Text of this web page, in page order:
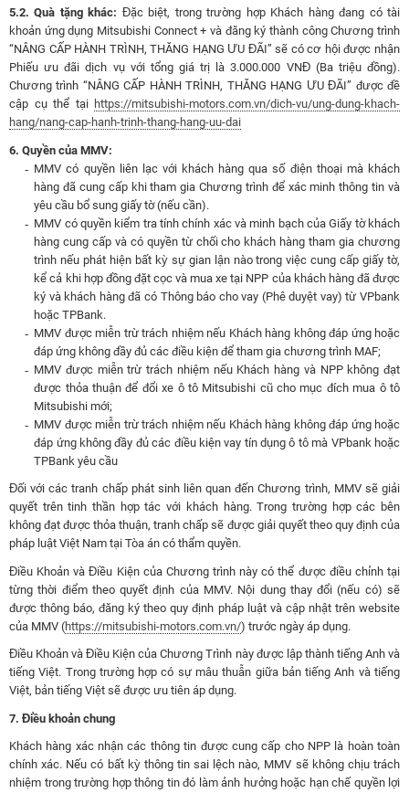
5.2. Quà tặng khác: Đặc biệt, trong trường hợp Khách hàng đang có tài
khoản ứng dụng Mitsubishi Connect + và đăng ký thành công Chương trình
“NÂNG CẤP HÀNH TRÌNH, THĂNG HẠNG ƯU ĐÃI” sẽ có cơ hội được nhận
Phiếu ưu đãi dịch vụ với tổng giá trị là 3.000.000 VNĐ (Ba triệu đồng).
Chương trình “NÂNG CẤP HÀNH TRÌNH, THĂNG HẠNG ƯU ĐÃI” được đề
cập cụ thể tại https://mitsubishi-motors.com.vn/dich-vu/ung-dung-khach-
hang/nang-cap-hanh-trinh-thang-hang-uu-dai
6. Quyền của MMV:
MMV có quyền liên lạc với khách hàng qua số điện thoại mà khách
hàng đã cung cấp khi tham gia Chương trình để xác minh thông tin và
yêu cầu bổ sung giấy tờ (nếu cần).
MMV có quyền kiểm tra tính chính xác và minh bạch của Giấy tờ khách
hàng cung cấp và có quyền từ chối cho khách hàng tham gia chương
trình nếu phát hiện bất kỳ sự gian lận nào trong việc cung cấp giấy tờ,
kể cả khi hợp đồng đặt cọc và mua xe tại NPP của khách hàng đã được
ký và khách hàng đã có Thông báo cho vay (Phê duyệt vay) từ VPbank
hoặc TPBank.
MMV được miễn trừ trách nhiệm nếu Khách hàng không đáp ứng hoặc
đáp ứng không đầy đủ các điều kiện để tham gia chương trình MAF;
MMV được miễn trừ trách nhiệm nếu Khách hàng và NPP không đạt
được thỏa thuận để đổi xe ô tô Mitsubishi cũ cho mục đích mua ô tô
Mitsubishi mới;
MMV được miễn trừ trách nhiệm nếu Khách hàng không đáp ứng hoặc
đáp ứng không đầy đủ các điều kiện vay tín dụng ô tô mà VPbank hoặc
TPBank yêu cầu
Đối với các tranh chấp phát sinh liên quan đến Chương trình, MMV sẽ giải
quyết trên tinh thần hợp tác với khách hàng. Trong trường hợp các bên
không đạt được thỏa thuận, tranh chấp sẽ được giải quyết theo quy định của
pháp luật Việt Nam tại Tòa án có thẩm quyền.
Điều Khoản và Điều Kiện của Chương trình này có thể được điều chỉnh tại
từng thời điểm theo quyết định của MMV. Nội dung thay đổi (nếu có) sẽ
được thông báo, đăng ký theo quy định pháp luật và cập nhật trên website
của MMV (https://mitsubishi-motors.com.vn/) trước ngày áp dụng.
Điều Khoản và Điều Kiện của Chương Trình này được lập thành tiếng Anh và
tiếng Việt. Trong trường hợp có sự mâu thuẫn giữa bản tiếng Anh và tiếng
Việt, bản tiếng Việt sẽ được ưu tiên áp dụng.
7. Điều khoản chung
Khách hàng xác nhận các thông tin được cung cấp cho NPP là hoàn toàn
chính xác. Nếu có bất kỳ thông tin sai lệch nào, MMV sẽ không chịu trách
nhiệm trong trường hợp thông tin đó làm ảnh hưởng hoặc hạn chế quyền lợi